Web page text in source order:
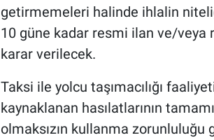
getirmemeleri halinde ihlalin
10 güne kadar resmi ilan ve/veya
karar verilecek.
Taksi ile yolcu taşımacılığı
kaynaklanan hasılatlarının
olmaksızın kullanma